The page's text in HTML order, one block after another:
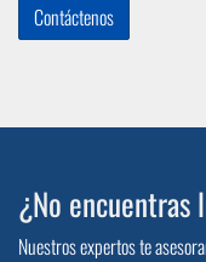
Contáctenos
¿No encuentras
Nuestros expertos te